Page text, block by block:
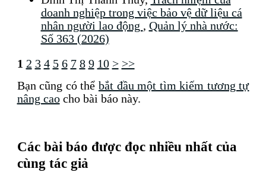
doanh nghiệp trong việc bảo vệ dữ liệu cá
nhân người lao động , Quản lý nhà nước:
Số 363 (2026)
1 2 3 4 5 6 7 8 9 10 > >>
Bạn cũng có thể bắt đầu một tìm kiếm tương tự
nâng caocho bài báo này.
Các bài báo được đọc nhiều nhất của
cùng tác giả